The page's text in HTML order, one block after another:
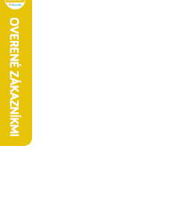
B
o
č
n
ý
p